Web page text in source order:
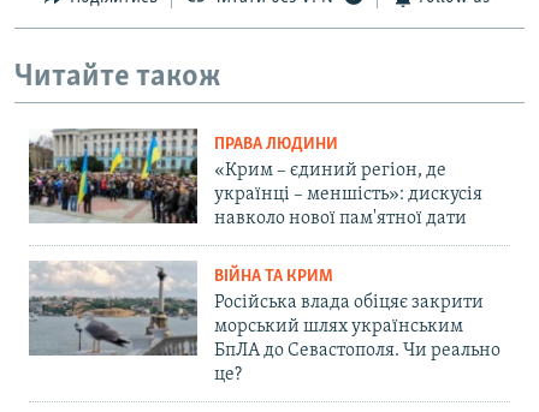
Читайте також
ПРАВА ЛЮДИНИ
«Крим – єдиний регіон, де
українці – меншість»: дискусія
навколо нової пам'ятної дати
ВІЙНА ТА КРИМ
Російська влада обіцяє закрити
морський шлях українським
БпЛА до Севастополя. Чи реально
це?